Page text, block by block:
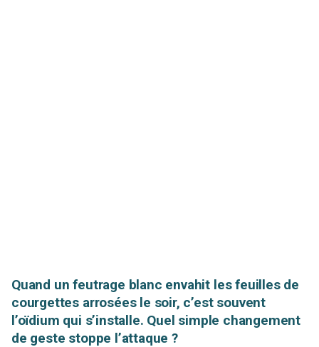
Quand un feutrage blanc envahit les feuilles de
courgettes arrosées le soir, c’est souvent
l’oïdium qui s’installe. Quel simple changement
de geste stoppe l’attaque ?